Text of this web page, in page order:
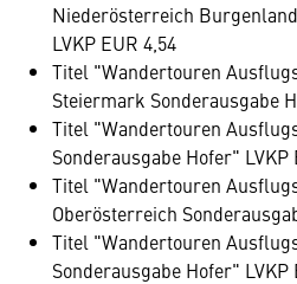
Niederösterreich
LVKP EUR 4,54
Titel "Wandertouren
Steiermark Sonderausgabe
Titel "Wandertouren
Sonderausgabe Hofer" LVKP
Titel "Wandertouren
Oberösterreich
Titel "Wandertouren
Sonderausgabe Hofer" LVKP